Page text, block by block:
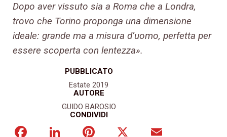
PUBBLICATO
Estate 2019
AUTORE
GUIDO BAROSIO
CONDIVIDI
FacebookLinkedInPinterest
Dopo aver vissuto sia a Roma che a Londra,
trovo che Torino proponga una dimensione
ideale: grande ma a misura d’uomo, perfetta per
essere scoperta con lentezza».